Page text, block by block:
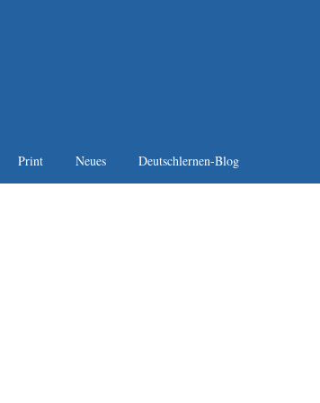
Print Neues Deutschlernen-Blog